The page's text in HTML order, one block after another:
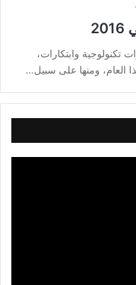
تكنولوجية وابتكارات،
العام، ومنها على سبيل…